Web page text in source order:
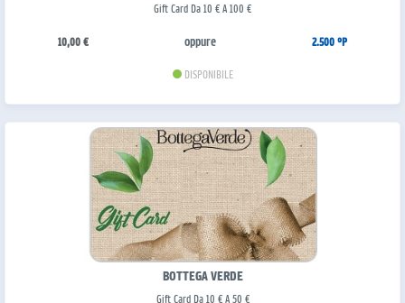
Gift Card Da 10 € A 100 €
10,00 € oppure 2.500 °P
DISPONIBILE
BOTTEGA VERDE
Gift Card Da 10 € A 50 €